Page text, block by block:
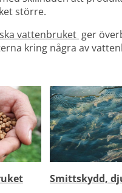
större.
vattenbruket ger
kring några av
Smittskydd,